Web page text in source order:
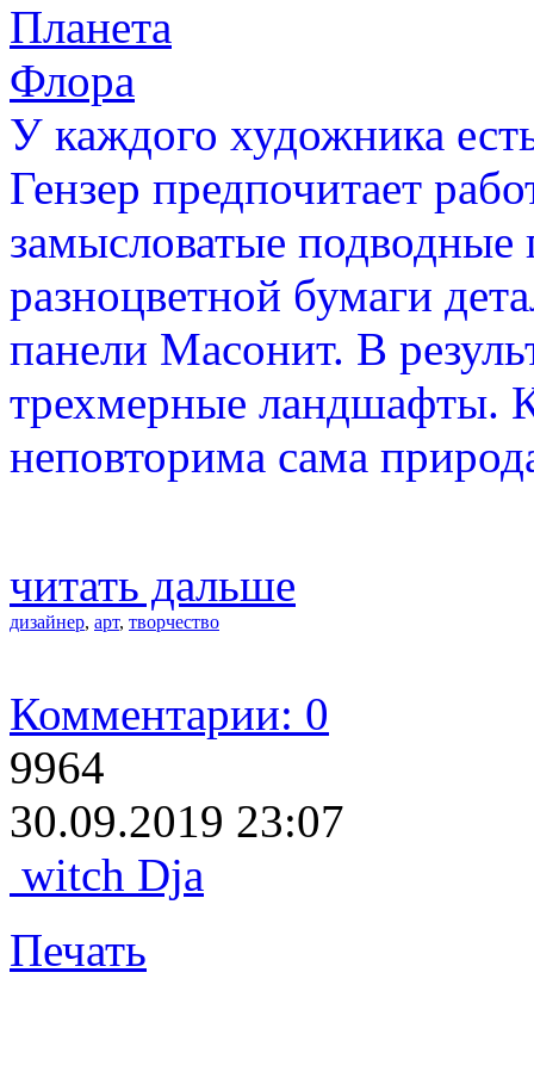
Планета
Флора
У каждого художника
Гензер предпочитает
замысловатые подводные
разноцветной бумаги
панели Масонит. В
трехмерные ландшафты.
неповторима сама
читать дальше
дизайнер, арт, творчество
Комментарии: 0
9964
30.09.2019 23:07
witch Dja
Печать